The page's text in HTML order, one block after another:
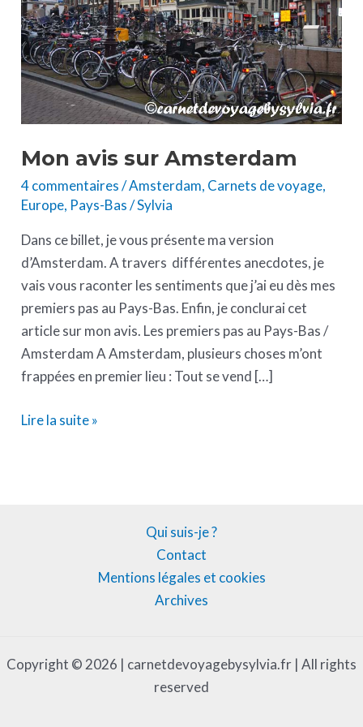
Mon avis sur Amsterdam
4 commentaires/Amsterdam, Carnets de voyage,
Europe, Pays-Bas/Sylvia
Dans ce billet, je vous présente ma version
d’Amsterdam. A travers différentes anecdotes, je
vais vous raconter les sentiments que j’ai eu dès mes
premiers pas au Pays-Bas. Enfin, je conclurai cet
article sur mon avis. Les premiers pas au Pays-Bas /
Amsterdam A Amsterdam, plusieurs choses m’ont
frappées en premier lieu : Tout se vend […]
Lire la suite »
Qui suis-je ?
Contact
Mentions légales et cookies
Archives
Copyright © 2026 | carnetdevoyagebysylvia.fr | All rights
reserved